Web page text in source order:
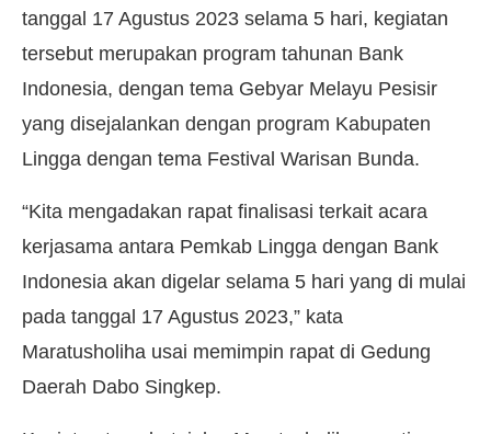
tanggal 17 Agustus 2023 selama 5 hari, kegiatan
tersebut merupakan program tahunan Bank
Indonesia, dengan tema Gebyar Melayu Pesisir
yang disejalankan dengan program Kabupaten
Lingga dengan tema Festival Warisan Bunda.
“Kita mengadakan rapat finalisasi terkait acara
kerjasama antara Pemkab Lingga dengan Bank
Indonesia akan digelar selama 5 hari yang di mulai
pada tanggal 17 Agustus 2023,” kata
Maratusholiha usai memimpin rapat di Gedung
Daerah Dabo Singkep.